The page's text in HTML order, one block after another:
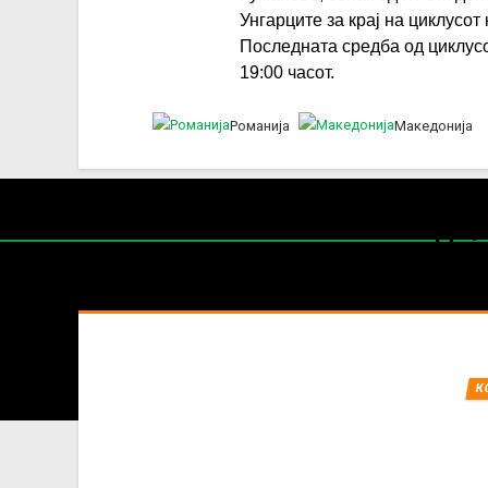
Унгарците за крај на
Последната средба од
19:00 часот.
Романија Македонија
СП
За секоја форма на распространување,